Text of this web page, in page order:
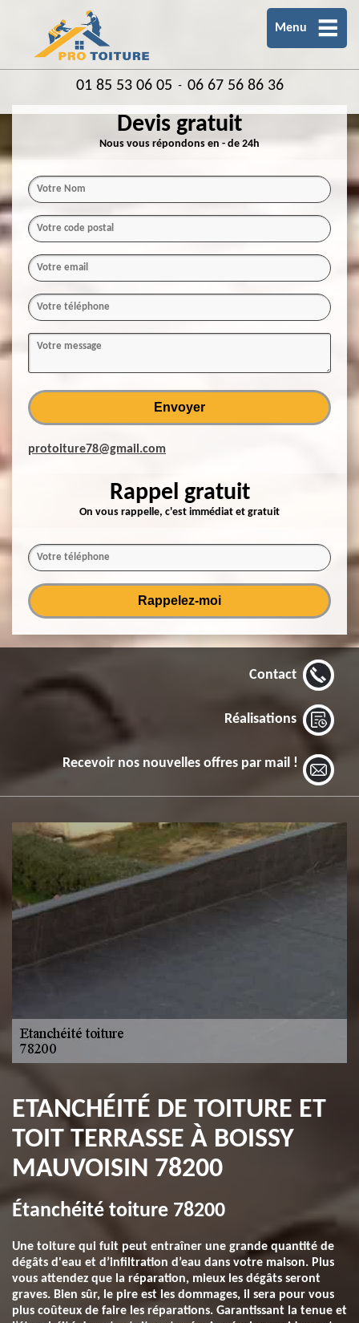
Menu
01 85 53 06 05 - 06 67 56 86 36
Devis gratuit
Nous vous répondons en - de 24h
protoiture78@gmail.com
Rappel gratuit
On vous rappelle, c'est immédiat et gratuit
Contact
Réalisations
Recevoir nos nouvelles offres par mail !
ETANCHÉITÉ DE TOITURE ET
TOIT TERRASSE À BOISSY
MAUVOISIN 78200
Étanchéité toiture 78200
Une toiture qui fuit peut entraîner une grande quantité de
dégâts d'eau et d’infiltration d’eau dans votre maison. Plus
vous attendez que la réparation, mieux les dégâts seront
graves. Bien sûr, le pire est les dommages, il sera pour vous
plus coûteux de faire les réparations. Garantissant la tenue et